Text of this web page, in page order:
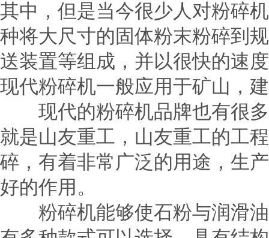
其中，但是当今很少人对粉碎
种将大尺寸的固体粉末粉碎到
送装置等组成，并以很快的速
现代粉碎机一般应用于矿山，
现代的粉碎机品牌也有很
就是山友重工，山友重工的工
碎，有着非常广泛的用途，生
好的作用。
粉碎机能够使石粉与润滑油